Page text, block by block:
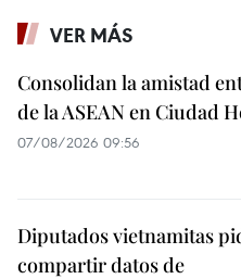
VER MÁS
Consolidan la amistad
de la ASEAN en Ciudad
07/08/2026 09:56
Diputados vietnamitas
compartir datos de